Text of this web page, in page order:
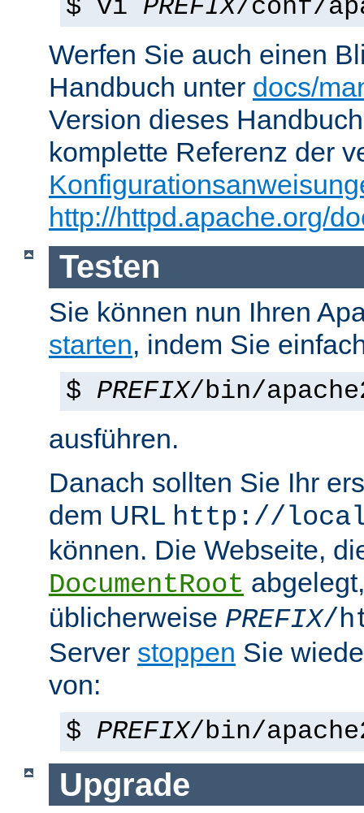
$ vi PREFIX/conf/
Werfen Sie auch einen
Handbuch unter docs/
Version dieses
komplette Referenz der
http://httpd.apache.org/
Testen
Sie können nun Ihren
starten, indem Sie
$ PREFIX/bin/
ausführen.
Danach sollten Sie Ihr
dem URL http://
können. Die Webseite,
DocumentRoot
üblicherweise PREFIX/
Server stoppen Sie
von:
$ PREFIX/bin/
Upgrade